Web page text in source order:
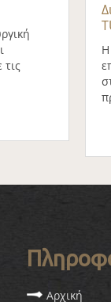
Η
Αρχική